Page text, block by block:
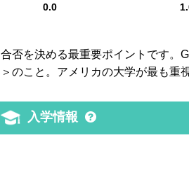
0.0
合否を決める最重要ポイントです。
＞のこと。アメリカの大学が最も重
入学情報